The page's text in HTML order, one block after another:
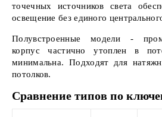
точечных источников света
освещение без единого
Полувстроенные модели -
корпус частично утоплен в
минимальна. Подходят для
потолков.
Сравнение типов по